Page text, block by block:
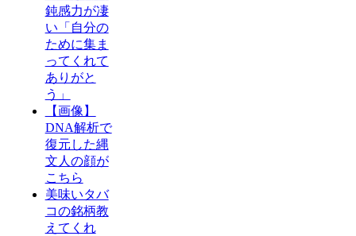
鈍感力が凄
い「自分の
ために集ま
ってくれて
ありがと
う」
【画像】
DNA解析で
復元した縄
文人の顔が
こちら
美味いタバ
コの銘柄教
えてくれ